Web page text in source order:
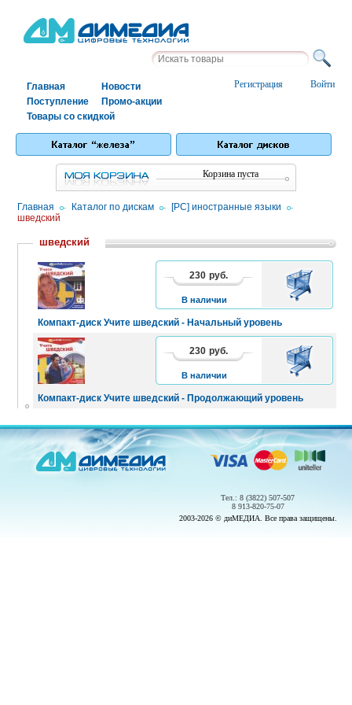
Войти
Регистрация
Главная
Новости
Поступление
Промо-акции
Товары со скидкой
Корзина пуста
Главная / Каталог по дискам / [PC] иностранные языки /
шведский
шведский
Компакт-диск Учите шведский - Начальный уровень
230 руб.
В наличии
В
КОРЗИНУ
Компакт-диск Учите шведский - Продолжающий уровень
230 руб.
В наличии
В
КОРЗИНУ
Тел.: 8 (3822) 507-507
8 913-820-75-07
2003-2026 © диМЕДИА. Все права защищены.